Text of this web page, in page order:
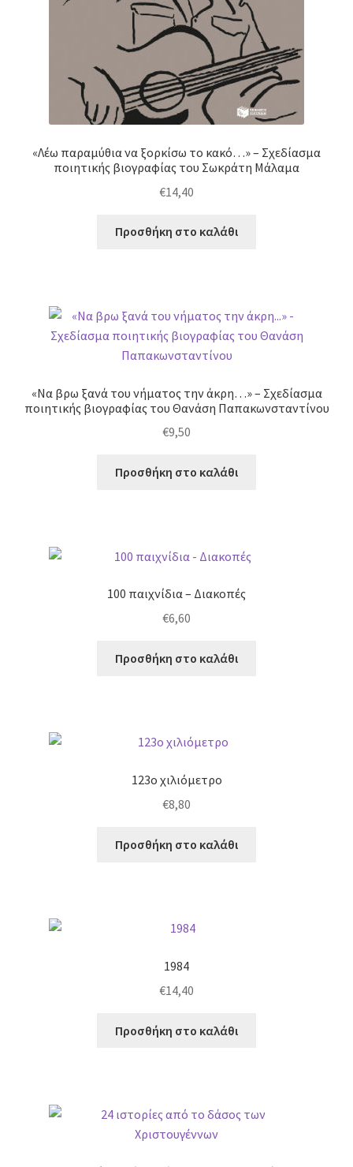
«Λέω παραμύθια να ξορκίσω το κακό…» – Σχεδίασμα
ποιητικής βιογραφίας του Σωκράτη Μάλαμα
€14,40
Προσθήκη στο καλάθι
«Να βρω ξανά του νήματος την άκρη…» – Σχεδίασμα
ποιητικής βιογραφίας του Θανάση Παπακωνσταντίνου
€9,50
Προσθήκη στο καλάθι
100 παιχνίδια – Διακοπές
€6,60
Προσθήκη στο καλάθι
123ο χιλιόμετρο
€8,80
Προσθήκη στο καλάθι
1984
€14,40
Προσθήκη στο καλάθι